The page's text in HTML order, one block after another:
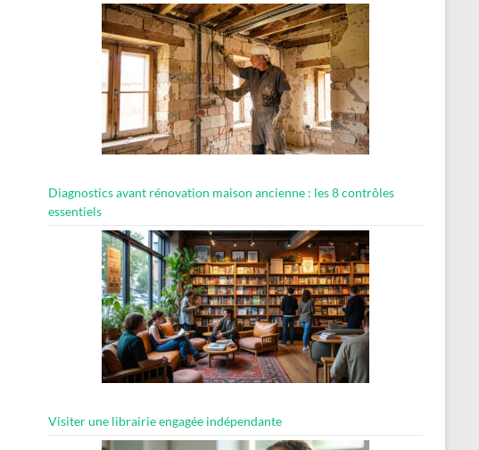
Diagnostics avant rénovation maison ancienne : les 8 contrôles
essentiels
Visiter une librairie engagée indépendante